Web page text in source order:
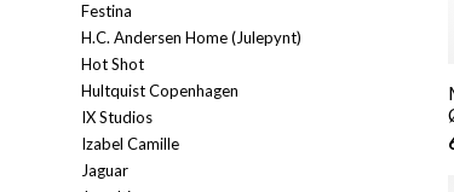
Festina
H.C. Andersen Home (Julepynt)
Hot Shot
Hultquist Copenhagen
IX Studios
Izabel Camille
Jaguar